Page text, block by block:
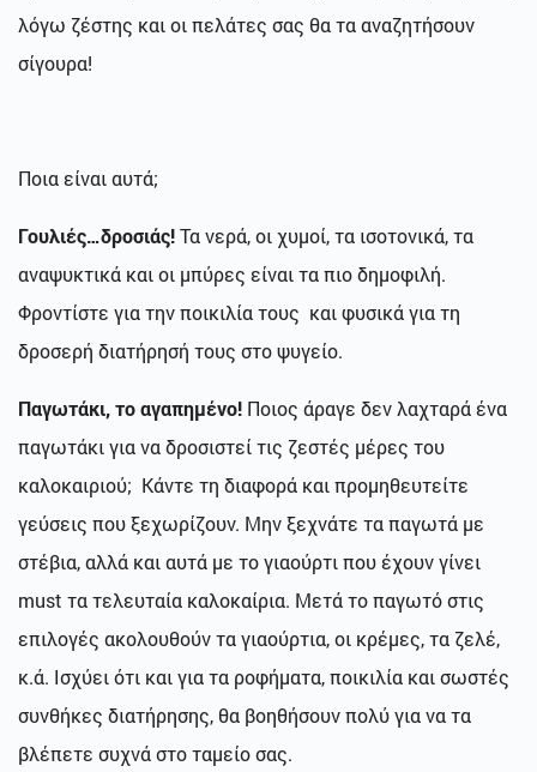
λόγω ζέστης και οι πελάτες σας θα τα αναζητήσουν
σίγουρα!
Ποια είναι αυτά;
Γουλιές…δροσιάς!Τα νερά, οι χυμοί, τα ισοτονικά, τα
αναψυκτικά και οι μπύρες είναι τα πιο δημοφιλή.
Φροντίστε για την ποικιλία τους και φυσικά για τη
δροσερή διατήρησή τους στο ψυγείο.
Παγωτάκι, το αγαπημένο! Ποιος άραγε δεν λαχταρά ένα
παγωτάκι για να δροσιστεί τις ζεστές μέρες του
καλοκαιριού; Κάντε τη διαφορά και προμηθευτείτε
γεύσεις που ξεχωρίζουν. Μην ξεχνάτε τα παγωτά με
στέβια, αλλά και αυτά με το γιαούρτι που έχουν γίνει
must τα τελευταία καλοκαίρια. Μετά το παγωτό στις
επιλογές ακολουθούν τα γιαούρτια, οι κρέμες, τα ζελέ,
κ.ά. Ισχύει ότι και για τα ροφήματα, ποικιλία και σωστές
συνθήκες διατήρησης, θα βοηθήσουν πολύ για να τα
βλέπετε συχνά στο ταμείο σας.